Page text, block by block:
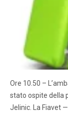
Ore 10.50 –
stato ospite della
Jelinic. La Fiavet